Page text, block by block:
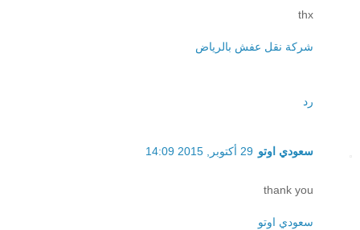
thx
شركة نقل عفش بالرياض
رد
سعودي اوتو 29 أكتوبر, 2015 14:09
thank you
سعودي اوتو